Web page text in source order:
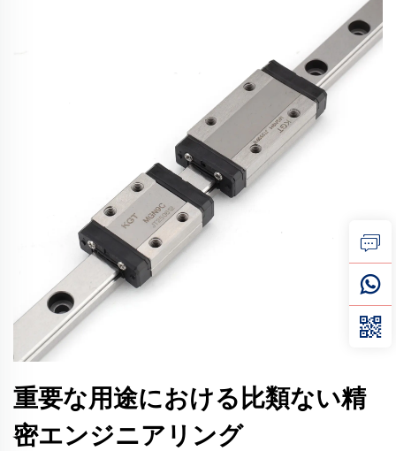
重要な用途における比類ない精
密エンジニアリング